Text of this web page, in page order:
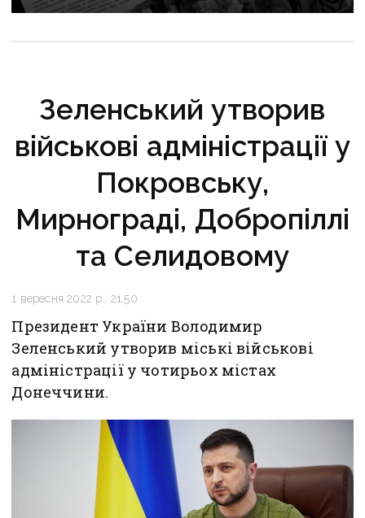
Зеленський утворив
військові адміністрації у
Покровську,
Мирнограді, Добропіллі
та Селидовому
1 вересня 2022 р., 21:50
Президент України Володимир
Зеленський утворив міські військові
адміністрації у чотирьох містах
Донеччини.